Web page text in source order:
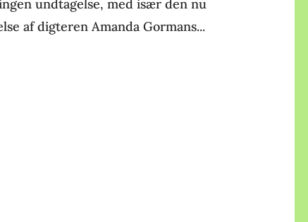
undtagelse, med især den nu
af digteren Amanda Gormans...